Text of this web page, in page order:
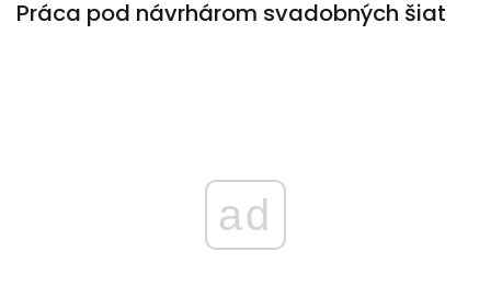
Práca pod návrhárom svadobných šiat
ad